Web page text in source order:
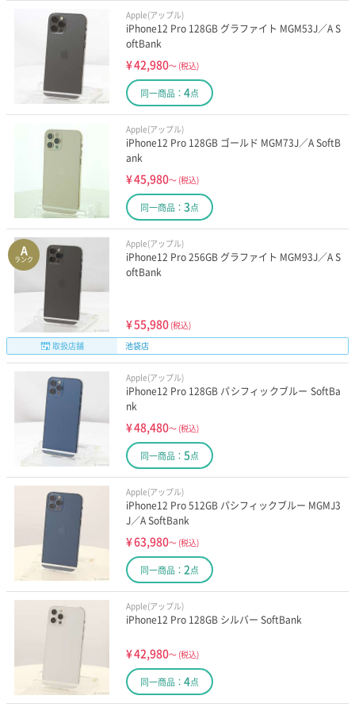
Apple(アップル)
iPhone12 Pro 128GB グラファイト MGM53J／A S
oftBank
¥42,980～ (税込)
同一商品： 4点
Apple(アップル)
iPhone12 Pro 128GB ゴールド MGM73J／A SoftB
ank
¥45,980～ (税込)
同一商品： 3点
A
ランク
Apple(アップル)
iPhone12 Pro 256GB グラファイト MGM93J／A S
oftBank
¥55,980 (税込)
取扱店舗
池袋店
Apple(アップル)
iPhone12 Pro 128GB パシフィックブルー SoftBa
nk
¥48,480～ (税込)
同一商品： 5点
Apple(アップル)
iPhone12 Pro 512GB パシフィックブルー MGMJ3
J／A SoftBank
¥63,980～ (税込)
同一商品： 2点
Apple(アップル)
iPhone12 Pro 128GB シルバー SoftBank
¥42,980～ (税込)
同一商品： 4点